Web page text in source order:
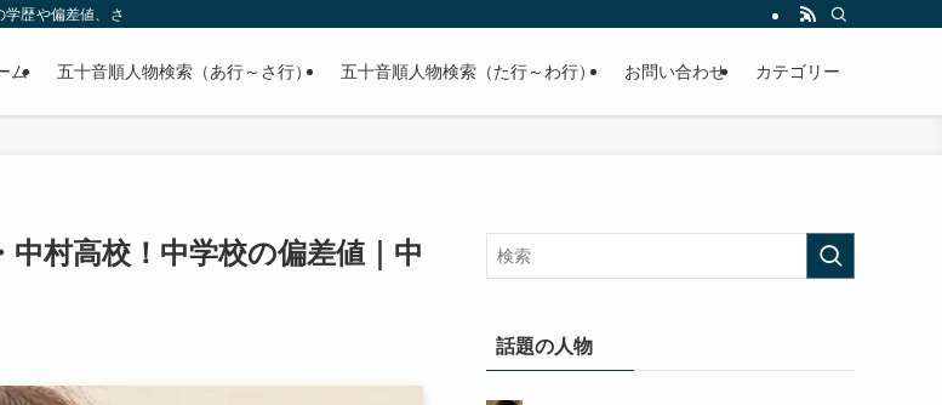
歴や偏差値、さらに政治家やスポーツ選手などの有名人の学歴や高校・大学の偏差値まで紹介していきます。
ム 五十音順人物検索（あ行～さ行） 五十音順人物検索（た行～わ行） お問い合わせ カテゴリー
村高校！中学校の偏差値｜中
話題の人物